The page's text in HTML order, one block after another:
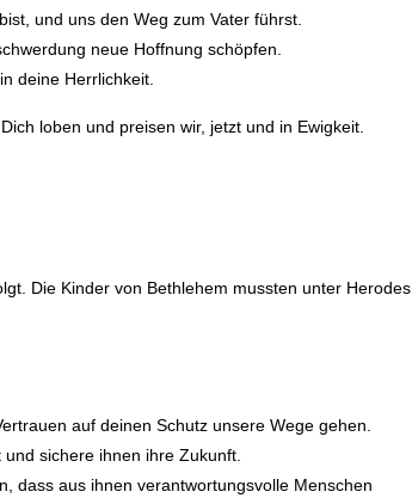
und uns den Weg zum Vater führst.
neue Hoffnung schöpfen.
deine Herrlichkeit.
loben und preisen wir, jetzt und in Ewigkeit.
Die Kinder von Bethlehem mussten unter Herodes
auf deinen Schutz unsere Wege gehen.
sichere ihnen ihre Zukunft.
dass aus ihnen verantwortungsvolle Menschen